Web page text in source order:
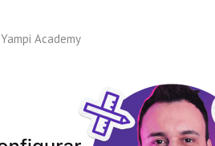
Yampi Academy